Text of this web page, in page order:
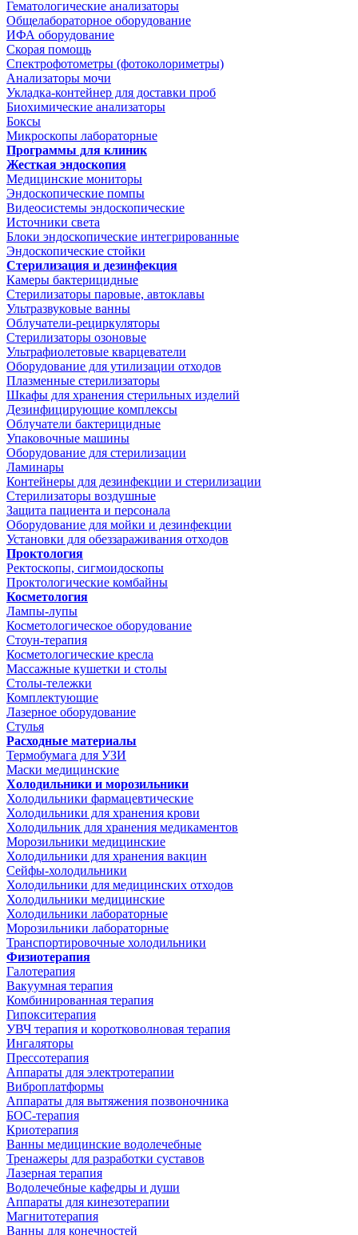
Гематологические анализаторы
Общелабораторное оборудование
ИФА оборудование
Скорая помощь
Спектрофотометры (фотоколориметры)
Анализаторы мочи
Укладка-контейнер для доставки проб
Биохимические анализаторы
Боксы
Микроскопы лабораторные
Программы для клиник
Жесткая эндоскопия
Медицинские мониторы
Эндоскопические помпы
Видеосистемы эндоскопические
Источники света
Блоки эндоскопические интегрированные
Эндоскопические стойки
Стерилизация и дезинфекция
Камеры бактерицидные
Стерилизаторы паровые, автоклавы
Ультразвуковые ванны
Облучатели-рециркуляторы
Стерилизаторы озоновые
Ультрафиолетовые кварцеватели
Оборудование для утилизации отходов
Плазменные стерилизаторы
Шкафы для хранения стерильных изделий
Дезинфицирующие комплексы
Облучатели бактерицидные
Упаковочные машины
Оборудование для стерилизации
Ламинары
Контейнеры для дезинфекции и стерилизации
Стерилизаторы воздушные
Защита пациента и персонала
Оборудование для мойки и дезинфекции
Установки для обеззараживания отходов
Проктология
Ректоскопы, сигмоидоскопы
Проктологические комбайны
Косметология
Лампы-лупы
Косметологическое оборудование
Стоун-терапия
Косметологические кресла
Массажные кушетки и столы
Столы-тележки
Комплектующие
Лазерное оборудование
Стулья
Расходные материалы
Термобумага для УЗИ
Маски медицинские
Холодильники и морозильники
Холодильники фармацевтические
Холодильники для хранения крови
Холодильник для хранения медикаментов
Морозильники медицинские
Холодильники для хранения вакцин
Сейфы-холодильники
Холодильники для медицинских отходов
Холодильники медицинские
Холодильники лабораторные
Морозильники лабораторные
Транспортировочные холодильники
Физиотерапия
Галотерапия
Вакуумная терапия
Комбинированная терапия
Гипокситерапия
УВЧ терапия и коротковолновая терапия
Ингаляторы
Прессотерапия
Аппараты для электротерапии
Виброплатформы
Аппараты для вытяжения позвоночника
БОС-терапия
Криотерапия
Ванны медицинские водолечебные
Тренажеры для разработки суставов
Лазерная терапия
Водолечебные кафедры и души
Аппараты для кинезотерапии
Магнитотерапия
Ванны для конечностей